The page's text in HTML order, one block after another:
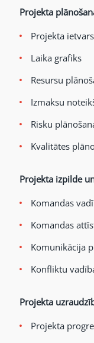
Projekta
Projekta ietvars
Laika grafiks
Resursu
Izmaksu
Risku
Kvalitātes
Projekta izpilde
Komandas
Komandas
Komunikācija
Konfliktu
Projekta
Projekta